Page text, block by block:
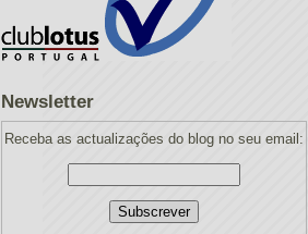
Newsletter
Receba as actualizações do blog no seu email: